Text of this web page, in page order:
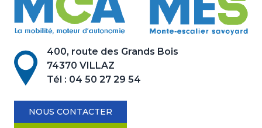
400, route des Grands Bois
74370 VILLAZ
Tél : 04 50 27 29 54
NOUS CONTACTER